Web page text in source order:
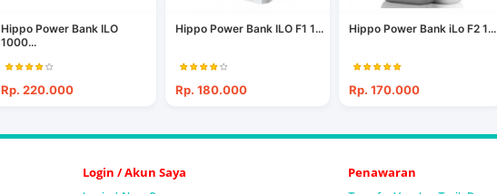
Hippo Power Bank ILO
1000...
Rp. 220.000
Hippo Power Bank ILO F1 1...
Rp. 180.000
Hippo Power Bank iLo F2 1...
Rp. 170.000
Login / Akun Saya Penawaran